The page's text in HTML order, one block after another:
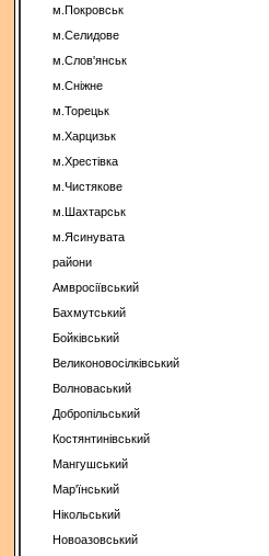
м.Покровськ
м.Селидове
м.Слов'янськ
м.Сніжне
м.Торецьк
м.Харцизьк
м.Хрестівка
м.Чистякове
м.Шахтарськ
м.Ясинувата
райони
Амвросіївський
Бахмутський
Бойківський
Великоновосілківський
Волноваський
Добропільський
Костянтинівський
Мангушський
Мар'їнський
Нікольський
Новоазовський